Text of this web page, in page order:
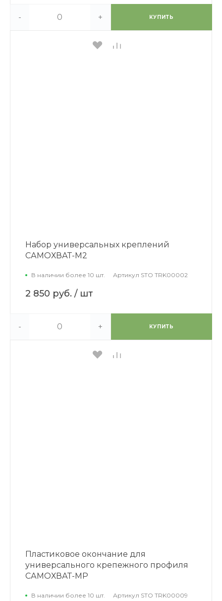
- + КУПИТЬ
Набор универсальных креплений
САМОХВАТ-М2
В наличии более 10 шт. Артикул STO TRK00002
2 850 руб. / шт
- + КУПИТЬ
Пластиковое окончание для
универсального крепежного профиля
САМОХВАТ-МР
В наличии более 10 шт. Артикул STO TRK00009